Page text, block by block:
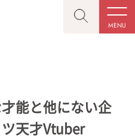
MENU
CLOSE
CLOSE
”VTuber専門メディア
能と他にない企
天才Vtuber